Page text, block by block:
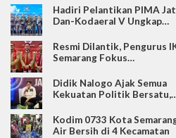
Hadiri Pelantikan PIMA
Dan-Kodaeral V Ungkap…
Resmi Dilantik, Pengurus
Semarang Fokus…
Didik Nalogo Ajak Semua
Kekuatan Politik
Kodim 0733 Kota
Air Bersih di 4 Kecamatan